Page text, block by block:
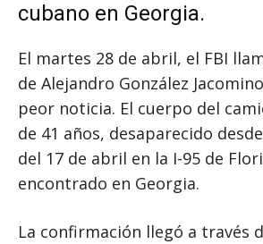
cubano en Georgia.
El martes 28 de abril, el FBI
de Alejandro González
peor noticia. El cuerpo del
de 41 años, desaparecido
del 17 de abril en la I-95 de
encontrado en Georgia.
La confirmación llegó a través